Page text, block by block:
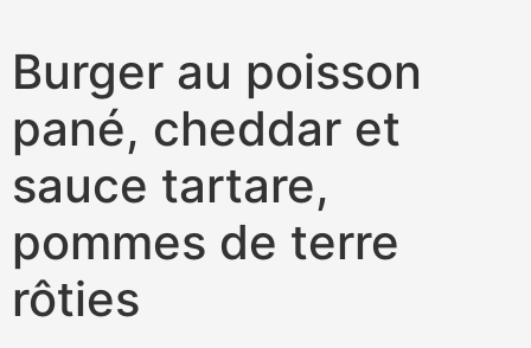
Burger au poisson
pané, cheddar et
sauce tartare,
pommes de terre
rôties